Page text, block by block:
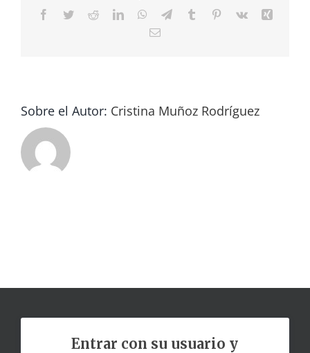
Facebook
TwitterRedditLinkedInWhatsApp
TelegramTumblr Pinterest
Vk
Correo
Sobre el Autor: Cristina Muñoz Rodríguez
Entrar con su usuario y